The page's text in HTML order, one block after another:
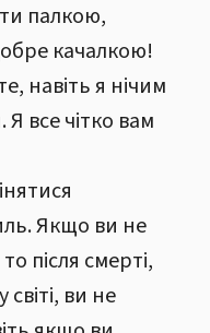
палкою,
качалкою!
навіть я нічим
все чітко вам
Якщо ви не
після смерті,
ви не